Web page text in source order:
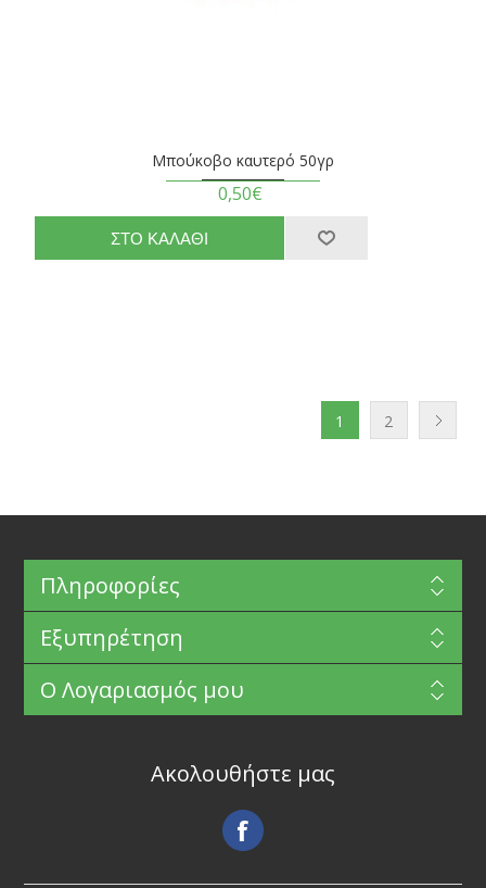
Μπούκοβο καυτερό 50γρ
0,50€
1 2
Πληροφορίες
Εξυπηρέτηση
Ο Λογαριασμός μου
Ακολουθήστε μας